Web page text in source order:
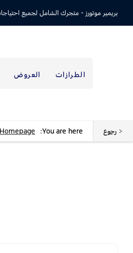
بريمير موتورز - متجرك الشامل لجميع
الطرازات العروض
رجوع You are here:
Homepage